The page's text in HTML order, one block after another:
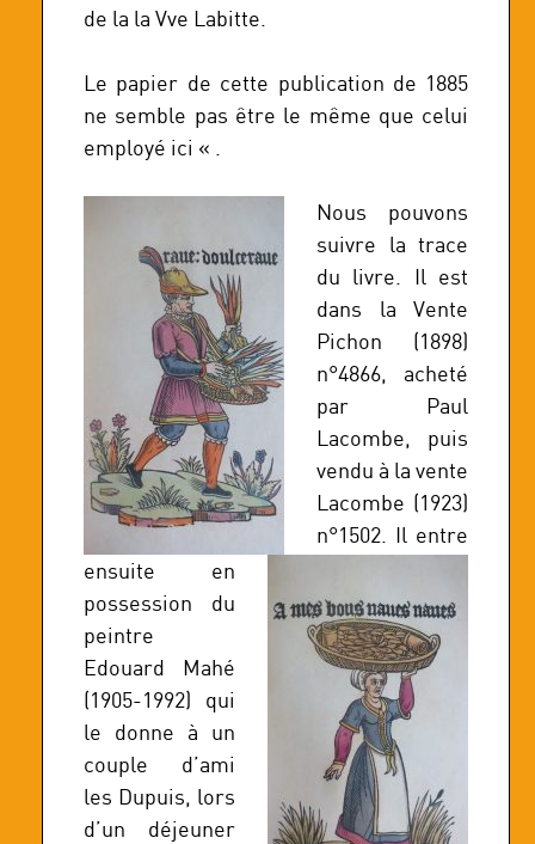
de la la Vve Labitte.
Le papier de cette publication de 1885
ne semble pas être le même que celui
employé ici « .
Nous pouvons
suivre la trace
du livre. Il est
dans la Vente
Pichon (1898)
n°4866, acheté
par Paul
Lacombe, puis
vendu à la vente
Lacombe (1923)
n°1502. Il entre
ensuite en
possession du
peintre
Edouard Mahé
(1905-1992) qui
le donne à un
couple d’ami
les Dupuis, lors
d’un déjeuner